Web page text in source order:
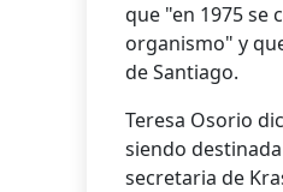
que "en 1975 se
organismo" y
de Santiago.
Teresa Osorio
siendo
secretaria de